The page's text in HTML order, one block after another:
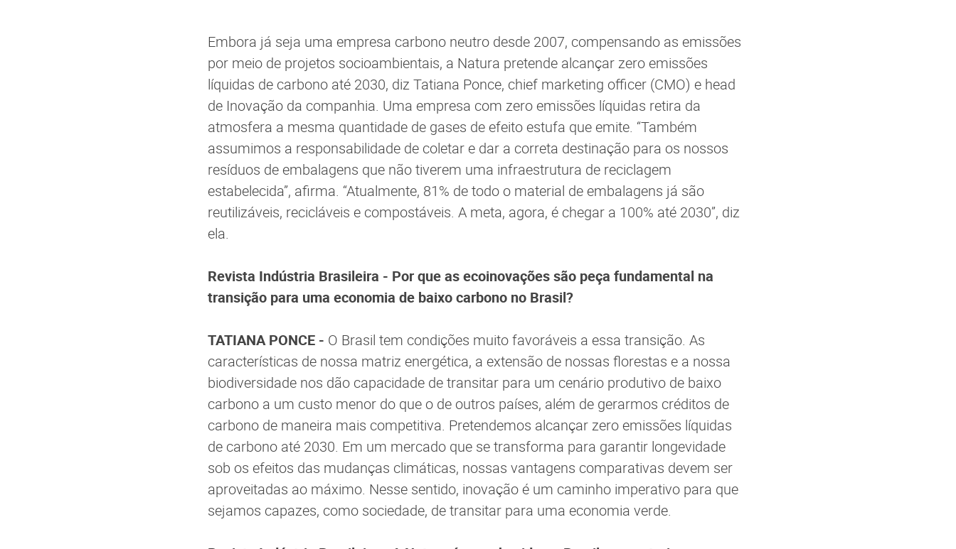
Embora já seja uma empresa carbono neutro desde 2007, compensando as emissões
por meio de projetos socioambientais, a Natura pretende alcançar zero emissões
líquidas de carbono até 2030, diz Tatiana Ponce, chief marketing officer (CMO) e head
de Inovação da companhia. Uma empresa com zero emissões líquidas retira da
atmosfera a mesma quantidade de gases de efeito estufa que emite. “Também
assumimos a responsabilidade de coletar e dar a correta destinação para os nossos
resíduos de embalagens que não tiverem uma infraestrutura de reciclagem
estabelecida”, afirma. “Atualmente, 81% de todo o material de embalagens já são
reutilizáveis, recicláveis e compostáveis. A meta, agora, é chegar a 100% até 2030”, diz
ela.
Revista Indústria Brasileira - Por que as ecoinovações são peça fundamental na
transição para uma economia de baixo carbono no Brasil?
TATIANA PONCE - O Brasil tem condições muito favoráveis a essa transição. As
características de nossa matriz energética, a extensão de nossas florestas e a nossa
biodiversidade nos dão capacidade de transitar para um cenário produtivo de baixo
carbono a um custo menor do que o de outros países, além de gerarmos créditos de
carbono de maneira mais competitiva. Pretendemos alcançar zero emissões líquidas
de carbono até 2030. Em um mercado que se transforma para garantir longevidade
sob os efeitos das mudanças climáticas, nossas vantagens comparativas devem ser
aproveitadas ao máximo. Nesse sentido, inovação é um caminho imperativo para que
sejamos capazes, como sociedade, de transitar para uma economia verde.